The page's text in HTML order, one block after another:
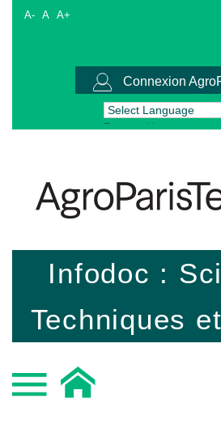
A- A A+
Connexion
Powered by
Infodoc :
Techniques